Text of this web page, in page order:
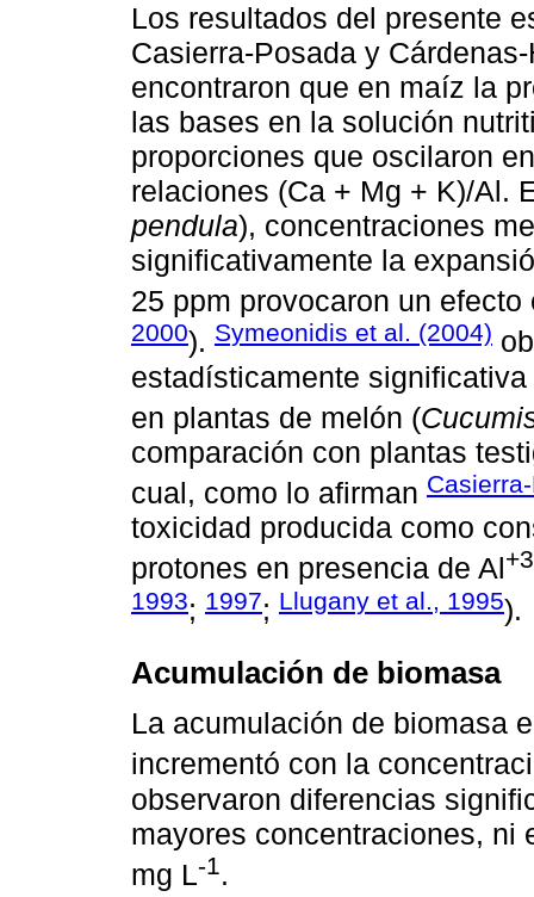
Los resultados del presente
Casierra-Posada y
encontraron que en maíz la
las bases en la solución
proporciones que oscilaron
relaciones (Ca + Mg + K)/Al.
pendula), concentraciones
significativamente la
25 ppm provocaron un
2000). Symeonidis et al. (2004)
estadísticamente
en plantas de melón (
comparación con plantas
cual, como lo afirman
toxicidad producida como
protones en presencia de Al+3
1993; 1997; Llugany et al., 1995).
Acumulación de biomasa
La acumulación de biomasa
incrementó con la
observaron diferencias
mayores concentraciones, ni
mg L-1 .